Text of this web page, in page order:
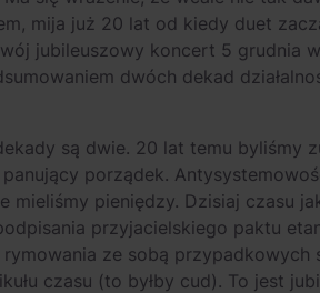
mija już 20 lat od kiedy duet
jubileuszowy koncert 5 grudnia
dwóch dekad
są dwie. 20 lat temu byliśmy
porządek.
mieliśmy pieniędzy. Dzisiaj czasu
przyjacielskiego paktu
ze sobą przypadkowych
czasu (to byłby cud). To jest